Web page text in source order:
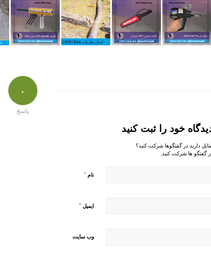
۰
پاسخ
خود را ثبت کنید
دارید در گفتگوها شرکت کنید؟
گفتگو ها شرکت کنید.
نام *
ایمیل *
وب‌ سایت